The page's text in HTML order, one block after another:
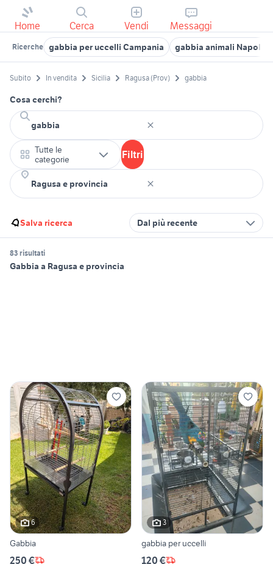
Home Cerca Vendi Messaggi
Ricerche gabbia per uccelli Campania gabbia animali Napoli
Subito In vendita Sicilia Ragusa (Prov) gabbia
Cosa cerchi?
Tutte le
categorie
Filtri
Salva ricerca Dal più recente
83 risultati
Gabbia a Ragusa e provincia
6
Gabbia
250 €
3
gabbia per uccelli
120 €